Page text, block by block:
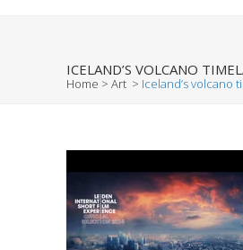
ICELAND’S VOLCANO
Home > Art > Iceland’s volcano